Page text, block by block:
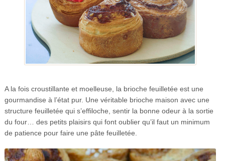
A la fois croustillante et moelleuse, la brioche feuilletée est une
gourmandise à l’état pur. Une véritable brioche maison avec une
structure feuilletée qui s’effiloche, sentir la bonne odeur à la sortie
du four… des petits plaisirs qui font oublier qu’il faut un minimum
de patience pour faire une pâte feuilletée.